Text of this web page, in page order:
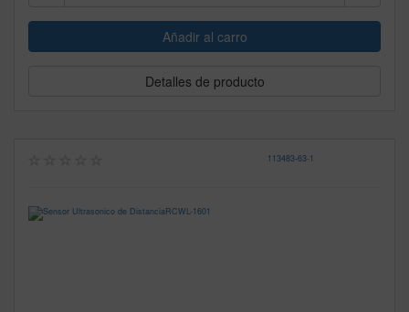
Detalles de producto
113483-63-1